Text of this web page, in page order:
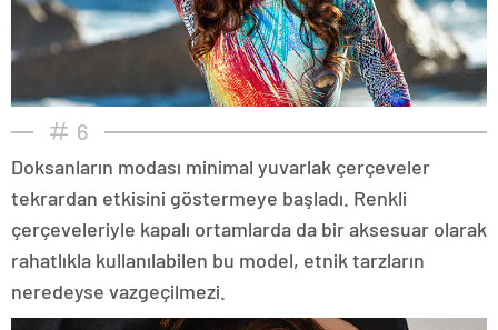
6
Doksanların modası minimal yuvarlak çerçeveler
tekrardan etkisini göstermeye başladı. Renkli
çerçeveleriyle kapalı ortamlarda da bir aksesuar olarak
rahatlıkla kullanılabilen bu model, etnik tarzların
neredeyse vazgeçilmezi.